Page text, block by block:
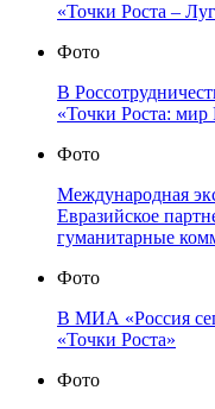
«Точки Роста –
Фото
В
«Точки Роста:
Фото
Международная
Евразийское
гуманитарные
Фото
В МИА «Россия
«Точки Роста»
Фото